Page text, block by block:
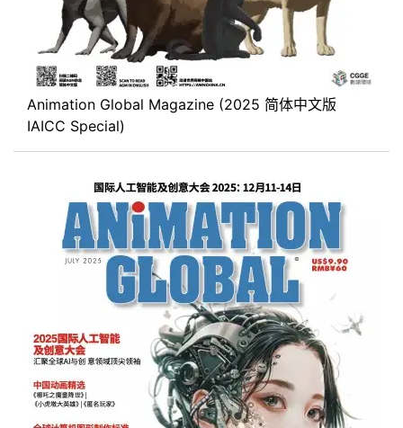
Animation Global Magazine (2025 简体中文版
IAICC Special)